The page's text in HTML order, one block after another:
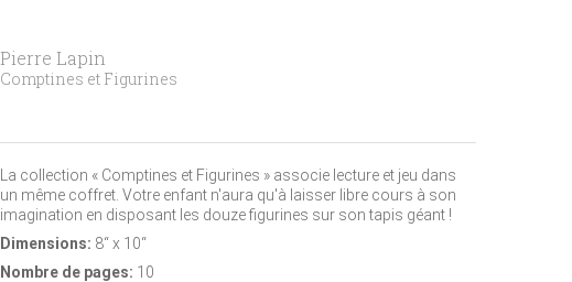
Pierre Lapin
Comptines et Figurines
La collection « Comptines et Figurines » associe lecture et jeu dans
un même coffret. Votre enfant n'aura qu'à laisser libre cours à son
imagination en disposant les douze figurines sur son tapis géant !
Dimensions: 8“ x 10“
Nombre de pages: 10